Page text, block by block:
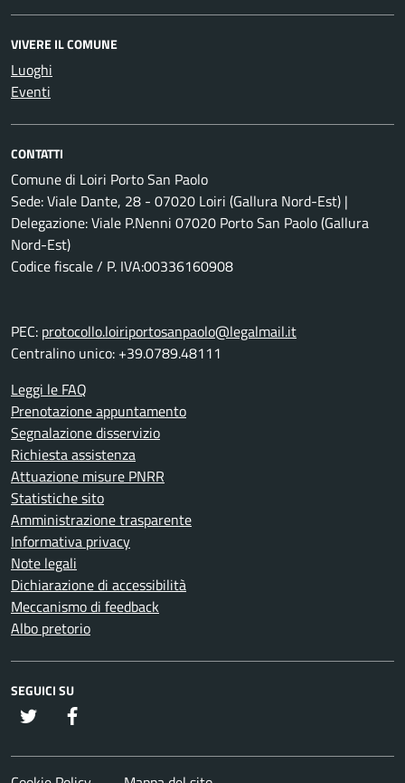
VIVERE IL COMUNE
Luoghi
Eventi
CONTATTI
Comune di Loiri Porto San Paolo
Sede: Viale Dante, 28 - 07020 Loiri (Gallura Nord-Est) |
Delegazione: Viale P.Nenni 07020 Porto San Paolo (Gallura
Nord-Est)
Codice fiscale / P. IVA:00336160908
PEC: protocollo.loiriportosanpaolo@legalmail.it
Centralino unico: +39.0789.48111
Leggi le FAQ
Prenotazione appuntamento
Segnalazione disservizio
Richiesta assistenza
Attuazione misure PNRR
Statistiche sito
Amministrazione trasparente
Informativa privacy
Note legali
Dichiarazione di accessibilità
Meccanismo di feedback
Albo pretorio
SEGUICI SU
twitter